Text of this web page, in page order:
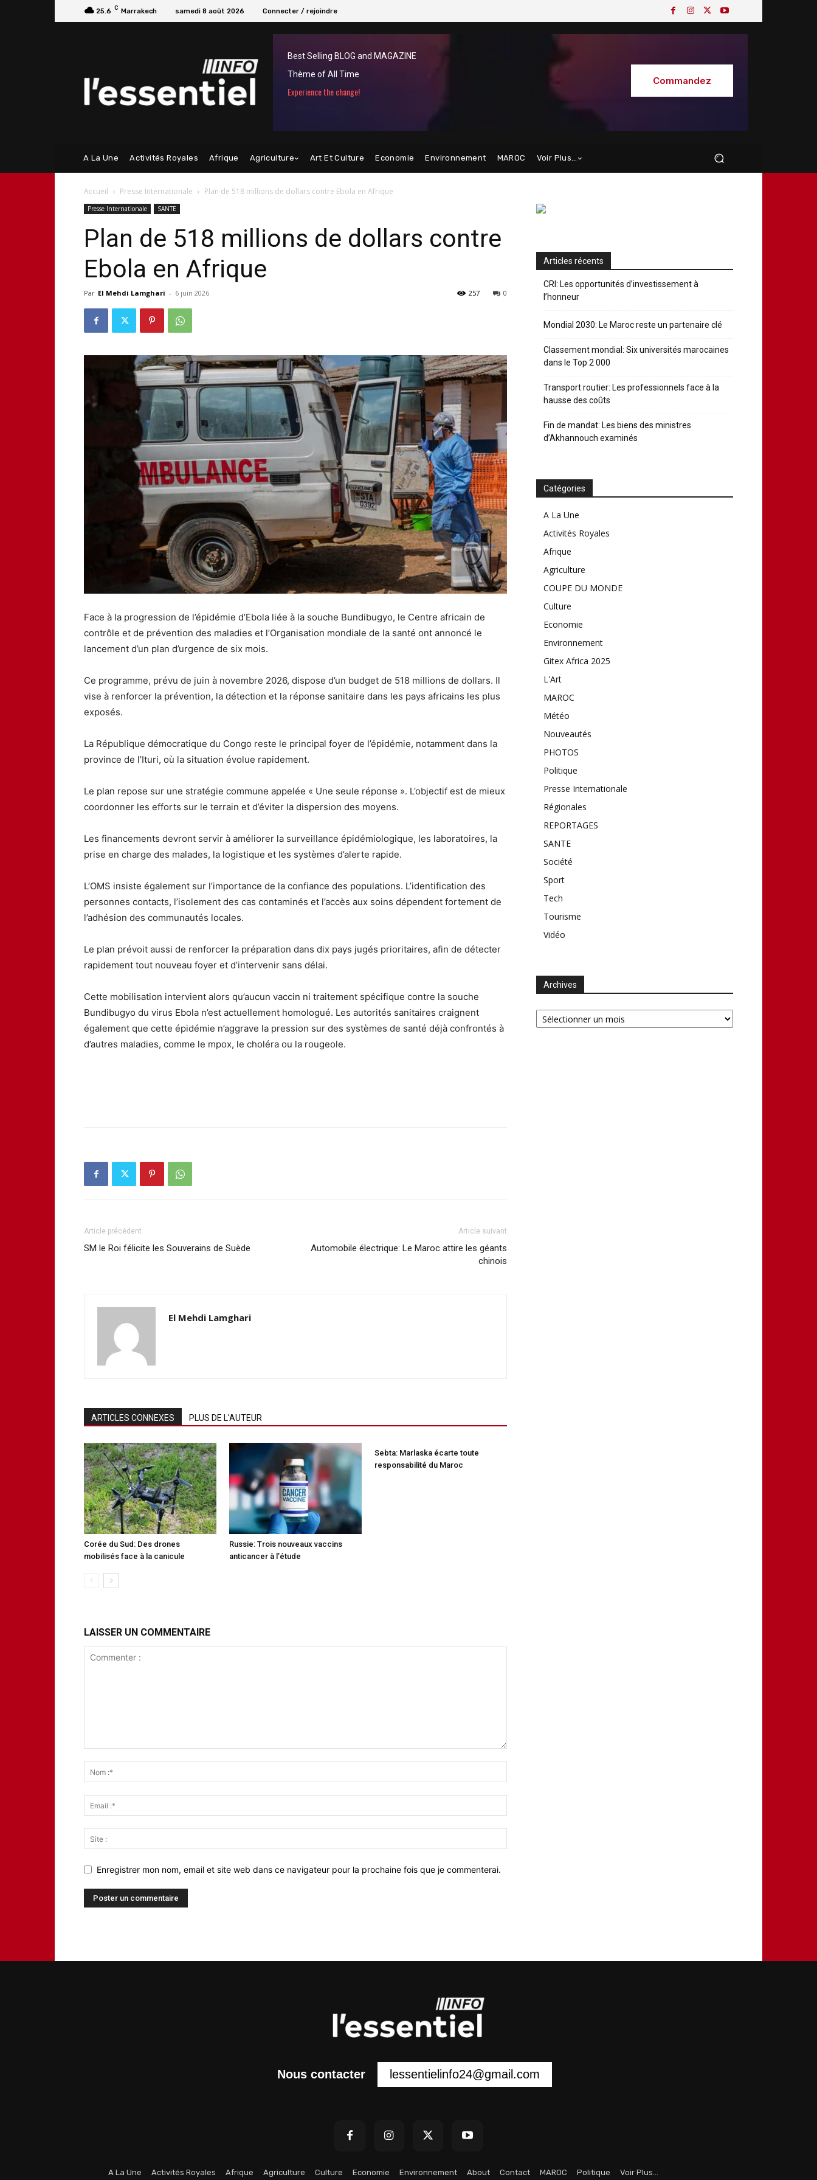
25.6 C Marrakech samedi 8 août 2026 Connecter / rejoindre
Best Selling BLOG and MAGAZINE
Thème of All Time
Experience the change!
Commandez
A La Une Activités Royales Afrique Agriculture Art Et Culture Economie Environnement MAROC Voir Plus…
Accueil Presse Internationale Plan de 518 millions de dollars contre Ebola en Afrique
Presse Internationale SANTE
Plan de 518 millions de dollars contre
Ebola en Afrique
Par El Mehdi Lamghari - 6 juin 2026 0
257
Face à la progression de l’épidémie d’Ebola liée à la souche Bundibugyo, le Centre africain de
contrôle et de prévention des maladies et l’Organisation mondiale de la santé ont annoncé le
lancement d’un plan d’urgence de six mois.
Ce programme, prévu de juin à novembre 2026, dispose d’un budget de 518 millions de dollars. Il
vise à renforcer la prévention, la détection et la réponse sanitaire dans les pays africains les plus
exposés.
La République démocratique du Congo reste le principal foyer de l’épidémie, notamment dans la
province de l’Ituri, où la situation évolue rapidement.
Le plan repose sur une stratégie commune appelée « Une seule réponse ». L’objectif est de mieux
coordonner les efforts sur le terrain et d’éviter la dispersion des moyens.
Les financements devront servir à améliorer la surveillance épidémiologique, les laboratoires, la
prise en charge des malades, la logistique et les systèmes d’alerte rapide.
L’OMS insiste également sur l’importance de la confiance des populations. L’identification des
personnes contacts, l’isolement des cas contaminés et l’accès aux soins dépendent fortement de
l’adhésion des communautés locales.
Le plan prévoit aussi de renforcer la préparation dans dix pays jugés prioritaires, afin de détecter
rapidement tout nouveau foyer et d’intervenir sans délai.
Cette mobilisation intervient alors qu’aucun vaccin ni traitement spécifique contre la souche
Bundibugyo du virus Ebola n’est actuellement homologué. Les autorités sanitaires craignent
également que cette épidémie n’aggrave la pression sur des systèmes de santé déjà confrontés à
d’autres maladies, comme le mpox, le choléra ou la rougeole.
Article précédent
SM le Roi félicite les Souverains de Suède
Article suivant
Automobile électrique: Le Maroc attire les géants
chinois
El Mehdi Lamghari
ARTICLES CONNEXES PLUS DE L'AUTEUR
Corée du Sud: Des drones
mobilisés face à la canicule
Russie: Trois nouveaux vaccins
anticancer à l’étude
Sebta: Marlaska écarte toute
responsabilité du Maroc
LAISSER UN COMMENTAIRE
Enregistrer mon nom, email et site web dans ce navigateur pour la prochaine fois que je commenterai.
Articles récents
CRI: Les opportunités d’investissement à
l’honneur
Mondial 2030: Le Maroc reste un partenaire clé
Classement mondial: Six universités marocaines
dans le Top 2 000
Transport routier: Les professionnels face à la
hausse des coûts
Fin de mandat: Les biens des ministres
d’Akhannouch examinés
Catégories
A La Une
Activités Royales
Afrique
Agriculture
COUPE DU MONDE
Culture
Economie
Environnement
Gitex Africa 2025
L'Art
MAROC
Météo
Nouveautés
PHOTOS
Politique
Presse Internationale
Régionales
REPORTAGES
SANTE
Société
Sport
Tech
Tourisme
Vidéo
Archives
Archives
Nous contacter lessentielinfo24@gmail.com
A La Une Activités Royales Afrique Agriculture Culture Economie Environnement About Contact MAROC Politique Voir Plus…